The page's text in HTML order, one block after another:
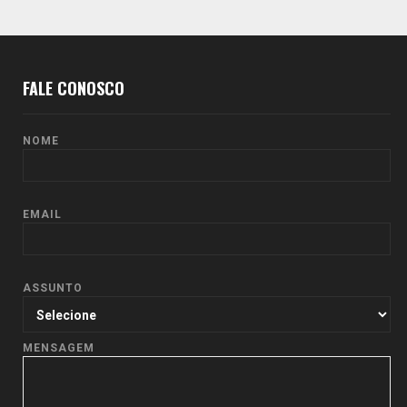
FALE CONOSCO
NOME
EMAIL
ASSUNTO
MENSAGEM